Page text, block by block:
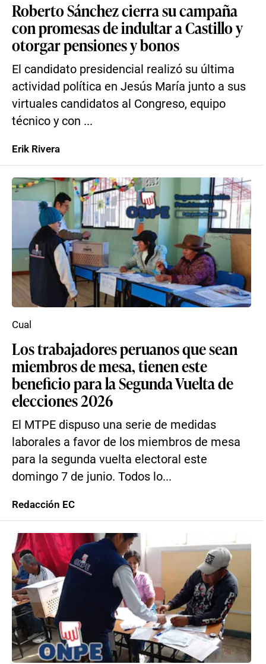
Roberto Sánchez cierra su campaña
con promesas de indultar a Castillo y
otorgar pensiones y bonos
El candidato presidencial realizó su última
actividad política en Jesús María junto a sus
virtuales candidatos al Congreso, equipo
técnico y con ...
Erik Rivera
Los trabajadores peruanos que sean
miembros de mesa, tienen este
beneficio para la Segunda Vuelta de
elecciones 2026
El MTPE dispuso una serie de medidas
laborales a favor de los miembros de mesa
para la segunda vuelta electoral este
domingo 7 de junio. Todos lo...
Cual
Redacción EC